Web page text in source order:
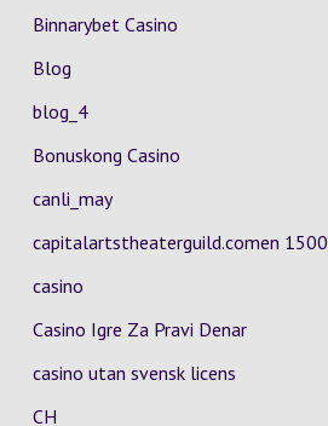
Binnarybet Casino
Blog
blog_4
Bonuskong Casino
canli_may
capitalartstheaterguild.comen 1500
casino
Casino Igre Za Pravi Denar
casino utan svensk licens
CH